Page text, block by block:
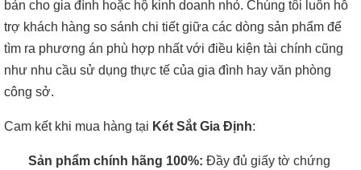
bản cho gia đình hoặc hộ kinh doanh nhỏ. Chúng tôi luôn hỗ
trợ khách hàng so sánh chi tiết giữa các dòng sản phẩm để
tìm ra phương án phù hợp nhất với điều kiện tài chính cũng
như nhu cầu sử dụng thực tế của gia đình hay văn phòng
công sở.
Cam kết khi mua hàng tại Két Sắt Gia Định:
Sản phẩm chính hãng 100%: Đầy đủ giấy tờ chứng